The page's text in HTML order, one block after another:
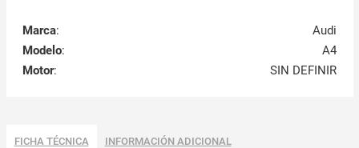
Marca:
Audi
Modelo:
A4
Motor: SIN DEFINIR
FICHA TÉCNICA INFORMACIÓN ADICIONAL